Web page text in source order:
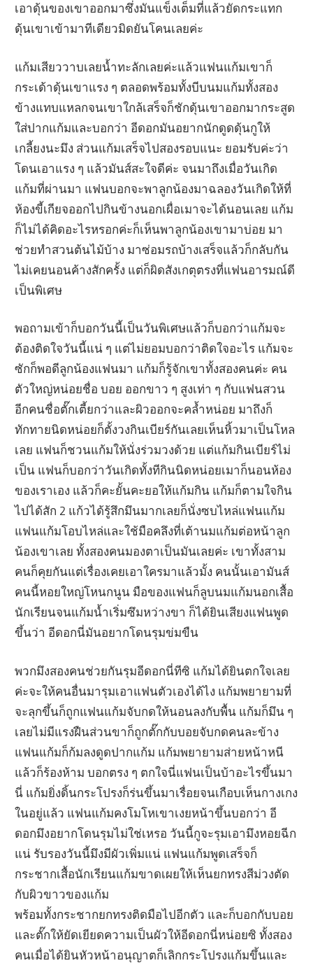
เอาดุ้นของเขาออกมาซึ่งมันแข็งเต็มที่แล้วยัดกระแทก
ดุ้นเขาเข้ามาทีเดียวมิดยันโคนเลยค่ะ
แก้มเสียววาบเลยน้ำทะลักเลยค่ะแล้วแฟนแก้มเขาก็
กระเด้าดุ้นเขาแรง ๆ ตลอดพร้อมทั้งบีบนมแก้มทั้งสอง
ข้างแทบแหลกจนเขาใกล้เสร็จก็ชักดุ้นเขาออกมากระสูด
ใส่ปากแก้มและบอกว่า อีดอกมันอยากนักดูดดุ้นกูให้
เกลี้ยงนะมึง ส่วนแก้มเสร็จไปสองรอบแนะ ยอมรับค่ะว่า
โดนเอาแรง ๆ แล้วมันส์สะใจดีค่ะ จนมาถึงเมื่อวันเกิด
แก้มที่ผ่านมา แฟนบอกจะพาลูกน้องมาฉลองวันเกิดให้ที่
ห้องขี้เกียจออกไปกินข้างนอกเผื่อเมาจะได้นอนเลย แก้ม
ก็ไม่ได้คิดอะไรหรอกค่ะก็เห็นพาลูกน้องเขามาบ่อย มา
ช่วยทำสวนต้นไม้บ้าง มาซ่อมรถบ้างเสร็จแล้วก็กลับกัน
ไม่เคยนอนค้างสักครั้ง แต่ก็ผิดสังเกตุตรงที่แฟนอารมณ์ดี
เป็นพิเศษ
พอถามเข้าก็บอกวันนี้เป็นวันพิเศษแล้วก็บอกว่าแก้มจะ
ต้องติดใจวันนี้แน่ ๆ แต่ไม่ยอมบอกว่าติดใจอะไร แก้มจะ
ซักก็พอดีลูกน้องแฟนมา แก้มก็รู้จักเขาทั้งสองคนค่ะ คน
ตัวใหญ่หน่อยชื่อ บอย ออกขาว ๆ สูงเท่า ๆ กับแฟนสวน
อีกคนชื่อตั๊กเตี้ยกว่าและผิวออกจะคล้ำหน่อย มาถึงก็
ทักทายนิดหน่อยก็ตั้งวงกินเบียร์กันเลยเห็นหิ้วมาเป็นโหล
เลย แฟนก็ชวนแก้มให้นั่งร่วมวงด้วย แต่แก้มกินเบียร์ไม่
เป็น แฟนก็บอกว่าวันเกิดทั้งทีกินนิดหน่อยเมาก็นอนห้อง
ของเราเอง แล้วก็คะยั้นคะยอให้แก้มกิน แก้มก็ตามใจกิน
ไปได้สัก 2 แก้วได้รู้สึกมึนมากเลยก็นั่งซบไหล่แฟนแก้ม
แฟนแก้มโอบไหล่และใช้มือคลึงที่เต้านมแก้มต่อหน้าลูก
น้องเขาเลย ทั้งสองคนมองตาเป็นมันเลยค่ะ เขาทั้งสาม
คนก็คุยกันแต่เรื่องเคยเอาใครมาแล้วมั้ง คนนั้นเอามันส์
คนนี้หอยใหญ่โหนกนูน มือของแฟนก็ลูบนมแก้มนอกเสื้อ
นักเรียนจนแก้มน้ำเริ่มซึมหว่างขา ก็ได้ยินเสียงแฟนพูด
ขึ้นว่า อีดอกนี่มันอยากโดนรุมข่มขืน
พวกมึงสองคนช่วยกันรุมอีดอกนี่ทีซิ แก้มได้ยินตกใจเลย
ค่ะจะให้คนอื่นมารุมเอาแฟนตัวเองได้ไง แก้มพยายามที่
จะลุกขึ้นก็ถูกแฟนแก้มจับกดให้นอนลงกับพื้น แก้มก็มึน ๆ
เลยไม่มีแรงฝืนส่วนขาก็ถูกตั๊กกับบอยจับกดคนละข้าง
แฟนแก้มก็ก้มลงดูดปากแก้ม แก้มพยายามส่ายหน้าหนี
แล้วก็ร้องห้าม บอกตรง ๆ ตกใจนี่แฟนเป็นบ้าอะไรขึ้นมา
นี่ แก้มยิ่งดิ้นกระโปรงก็ร่นขึ้นมาเรื่อยจนเกือบเห็นกางเกง
ในอยู่แล้ว แฟนแก้มคงโมโหเขาเงยหน้าขึ้นบอกว่า อี
ดอกมึงอยากโดนรุมไม่ใช่เหรอ วันนี้กูจะรุมเอามึงหอยฉีก
แน่ รับรองวันนี้มึงมีผัวเพิ่มแน่ แฟนแก้มพูดเสร็จก็
กระชากเสื้อนักเรียนแก้มขาดเผยให้เห็นยกทรงสีม่วงตัด
กับผิวขาวของแก้ม
พร้อมทั้งกระชากยกทรงติดมือไปอีกตัว และก็บอกกับบอย
และตั๊กให้ยัดเยียดความเป็นผัวให้อีดอกนี่หน่อยซิ ทั้งสอง
คนเมื่อได้ยินหัวหน้าอนุญาตก็เลิกกระโปรงแก้มขึ้นและ